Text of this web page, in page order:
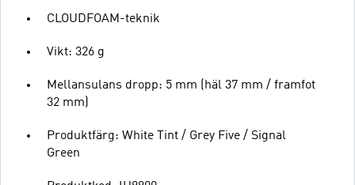
CLOUDFOAM-teknik
Vikt: 326 g
Mellansulans dropp: 5 mm (häl 37 mm / framfot
32 mm)
Produktfärg: White Tint / Grey Five / Signal
Green